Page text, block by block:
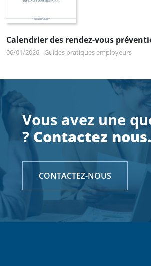
Calendrier des rendez-vous
06/01/2026- Guides pratiques employeurs
Vous avez une
?Contactez
CONTACTEZ-NOUS